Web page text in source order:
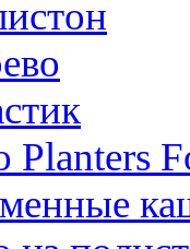
Planters